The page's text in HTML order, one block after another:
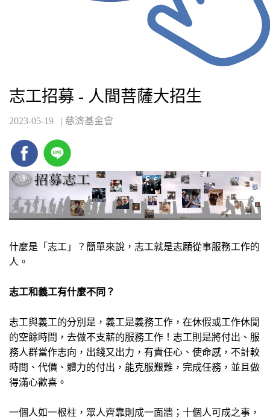
志工招募 - 人間菩薩大招生
2023-05-19 | 慈濟基金會
什麼是「志工」？簡單來說，志工就是志願從事服務工作的
人。
志工和義工有什麼不同？
志工與義工的分別是，義工是義務工作，在休假或工作休閒
的空餘時間，去做不支薪的服務工作！志工則是將付出、服
務人群當作志向，出錢又出力，有責任心、使命感，不計較
時間、代價、體力的付出，能克服艱難，完成任務，並且做
得滿心歡喜。
一個人如一根柱，眾人齊靠則成一面牆；十個人可成之事，